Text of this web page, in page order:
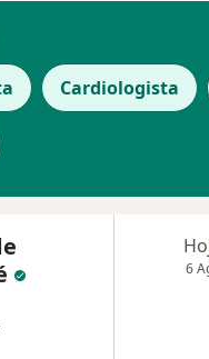
Cardiologista
6